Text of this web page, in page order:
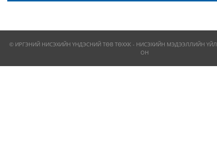
© ИРГЭНИЙ НИСЭХИЙН ҮНДЭСНИЙ ТӨВ ТӨХХК - НИСЭХИЙН МЭДЭЭЛЛИЙН
ОН